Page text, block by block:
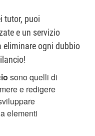
tutor, puoi
e un servizio
eliminare ogni dubbio
sono quelli di
e redigere
elementi